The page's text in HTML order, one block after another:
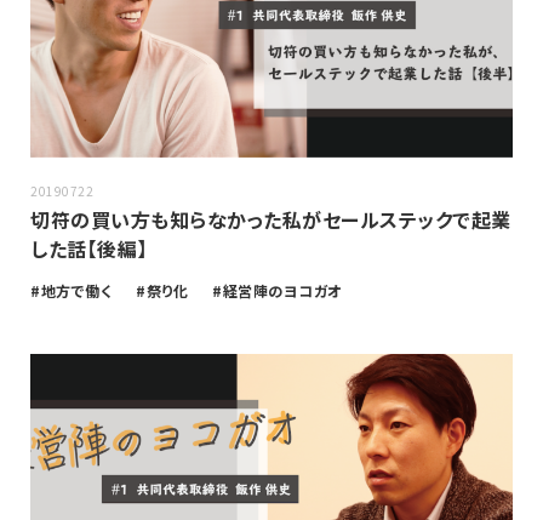
20190722
切符の買い方も知らなかった私がセールステックで起業
した話【後編】
地方で働く 祭り化 経営陣のヨコガオ